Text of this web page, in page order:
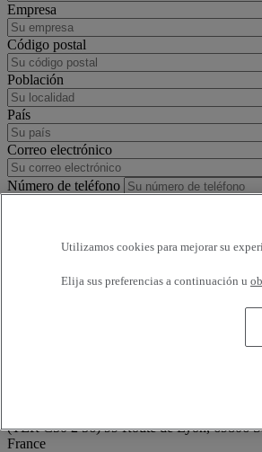
Empresa
Código postal
Población
País
Correo electrónico
Número de teléfono
red, con encuestas o información relativa a
Conforme a la demanda de la CNIL
(TER C50 2 56) 99 Route de Lyon, 69806
France
Utilizamos cookies para mejorar su
Elija sus preferencias a continuación u